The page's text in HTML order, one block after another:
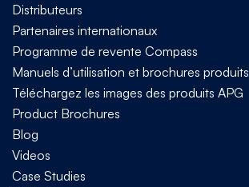
Distributeurs
Partenaires internationaux
Programme de revente Compass
Manuels d’utilisation et brochures produits
Téléchargez les images des produits APG
Product Brochures
Blog
Videos
Case Studies